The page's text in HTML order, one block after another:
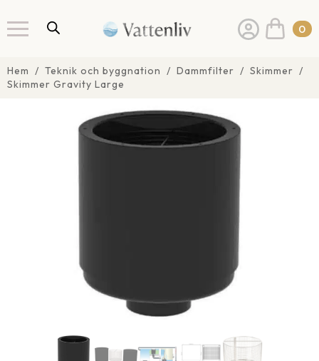
0
Hem Teknik och byggnation Dammfilter
Skimmer
Skimmer Gravity Large